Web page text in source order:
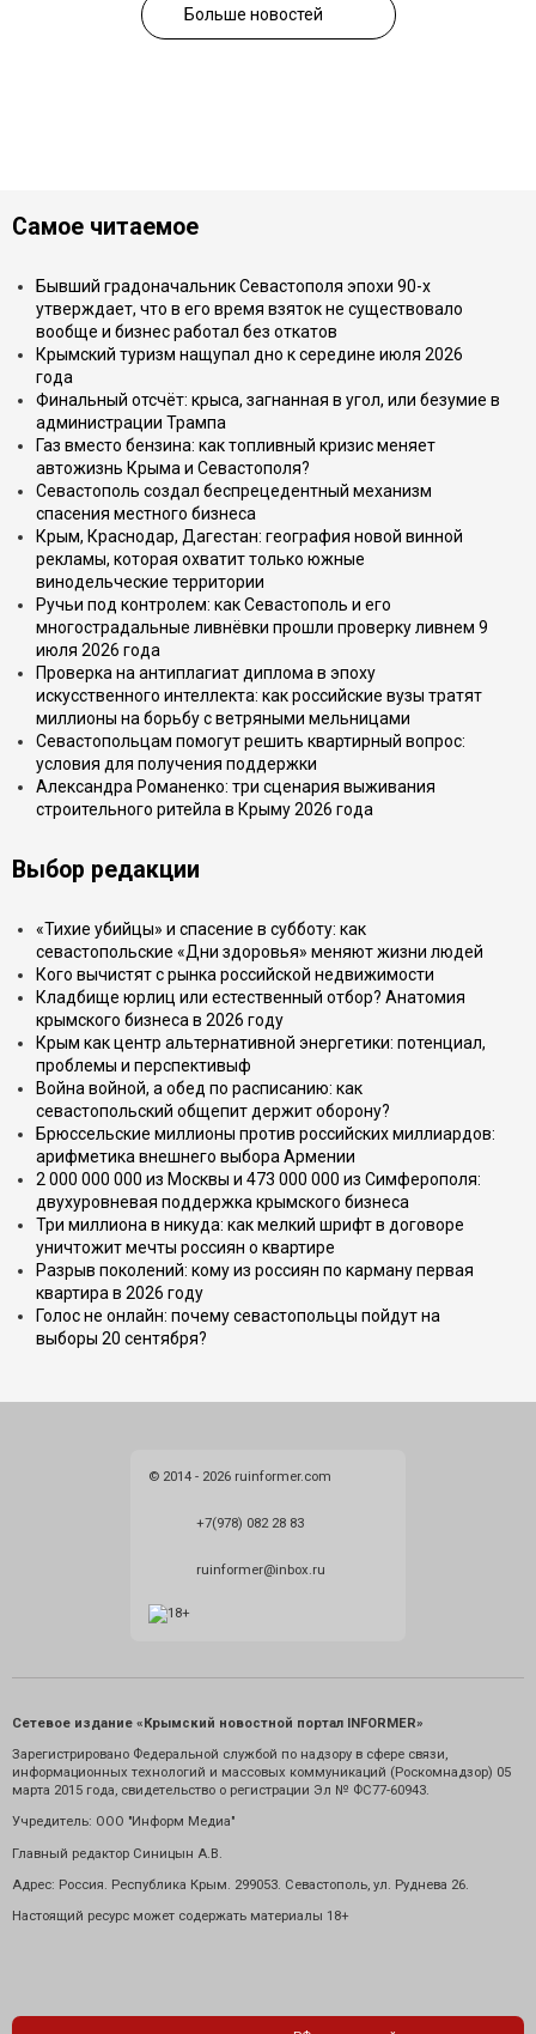
Больше новостей
Самое читаемое
Бывший градоначальник Севастополя эпохи 90-х
утверждает, что в его время взяток не существовало
вообще и бизнес работал без откатов
Крымский туризм нащупал дно к середине июля 2026
года
Финальный отсчёт: крыса, загнанная в угол, или безумие в
администрации Трампа
Газ вместо бензина: как топливный кризис меняет
автожизнь Крыма и Севастополя?
Севастополь создал беспрецедентный механизм
спасения местного бизнеса
Крым, Краснодар, Дагестан: география новой винной
рекламы, которая охватит только южные
винодельческие территории
Ручьи под контролем: как Севастополь и его
многострадальные ливнёвки прошли проверку ливнем 9
июля 2026 года
Проверка на антиплагиат диплома в эпоху
искусственного интеллекта: как российские вузы тратят
миллионы на борьбу с ветряными мельницами
Севастопольцам помогут решить квартирный вопрос:
условия для получения поддержки
Александра Романенко: три сценария выживания
строительного ритейла в Крыму 2026 года
Выбор редакции
«Тихие убийцы» и спасение в субботу: как
севастопольские «Дни здоровья» меняют жизни людей
Кого вычистят с рынка российской недвижимости
Кладбище юрлиц или естественный отбор? Анатомия
крымского бизнеса в 2026 году
Крым как центр альтернативной энергетики: потенциал,
проблемы и перспективыф
Война войной, а обед по расписанию: как
севастопольский общепит держит оборону?
Брюссельские миллионы против российских миллиардов:
арифметика внешнего выбора Армении
2 000 000 000 из Москвы и 473 000 000 из Симферополя:
двухуровневая поддержка крымского бизнеса
Три миллиона в никуда: как мелкий шрифт в договоре
уничтожит мечты россиян о квартире
Разрыв поколений: кому из россиян по карману первая
квартира в 2026 году
Голос не онлайн: почему севастопольцы пойдут на
выборы 20 сентября?
© 2014 - 2026 ruinformer.com
+7(978) 082 28 83
ruinformer@inbox.ru
Сетевое издание «Крымский новостной портал INFORMER»
Зарегистрировано Федеральной службой по надзору в сфере связи,
информационных технологий и массовых коммуникаций (Роскомнадзор) 05
марта 2015 года, свидетельство о регистрации Эл № ФС77-60943.
Учредитель: ООО "Информ Медиа"
Главный редактор Синицын А.В.
Адрес: Россия. Республика Крым. 299053. Севастополь, ул. Руднева 26.
Настоящий ресурс может содержать материалы 18+